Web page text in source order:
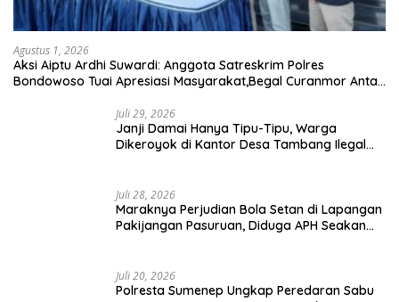
Agustus 1, 2026
Aksi Aiptu Ardhi Suwardi: Anggota Satreskrim Polres
Bondowoso Tuai Apresiasi Masyarakat,Begal Curanmor Antar
Juli 29, 2026
Janji Damai Hanya Tipu-Tipu, Warga
Dikeroyok di Kantor Desa Tambang Ilegal
Juli 28, 2026
Maraknya Perjudian Bola Setan di Lapangan
Pakijangan Pasuruan, Diduga APH Seakan
Juli 20, 2026
Polresta Sumenep Ungkap Peredaran Sabu